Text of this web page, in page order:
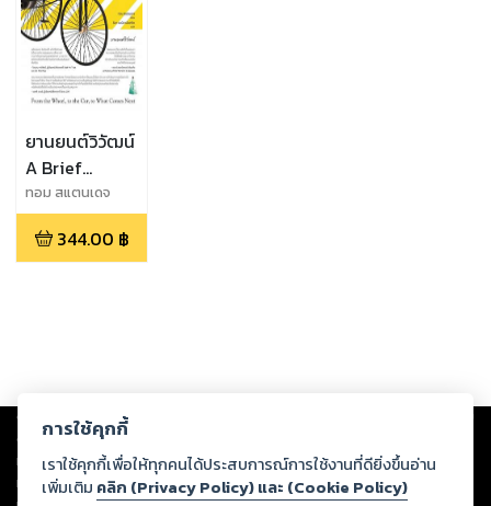
ยานยนต์วิวัฒน์
A Brief
History of
Motion
ทอม สแตนเดจ
344.00 ฿
Copyright © 2026
ต่อผลงานหรือเนื้อหาใดที่อัปโหลดผ่านเว็บไซต์และปรากฏว่าละเมิดสิทธิใน
ทรัพย์สินทางปัญญาของบุคคลอื่นหรือขัดต่อกฎหมายและศีลธรรม ดังนั้น ผู้อ่าน
ทุกท่านโปรดใช้วิจารณญาณในการกลั่นกรองด้วยตนเอง และหากท่านพบว่าส่วน
การใช้คุกกี้
เราใช้คุกกี้เพื่อให้ทุกคนได้ประสบการณ์การใช้งานที่ดียิ่งขึ้นอ่าน
เพิ่มเติม คลิก (Privacy Policy) และ (Cookie Policy)